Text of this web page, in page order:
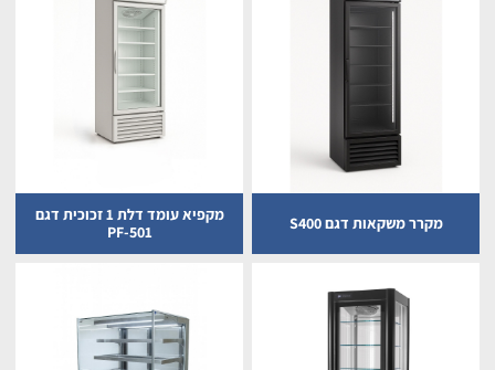
מקרר משקאות דגם S400
מקפיא עומד דלת 1 זכוכית דגם
PF-501